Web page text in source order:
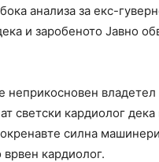
анализа за екс-
и заробеното Јавно
владетел
светски кардиолог
силна
кардиолог.